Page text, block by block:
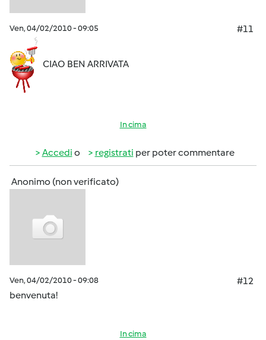
Ven, 04/02/2010 - 09:05 #11
CIAO BEN ARRIVATA
In cima
Accedi o registrati per poter commentare
Anonimo (non verificato)
Ven, 04/02/2010 - 09:08
#12
benvenuta!
In cima